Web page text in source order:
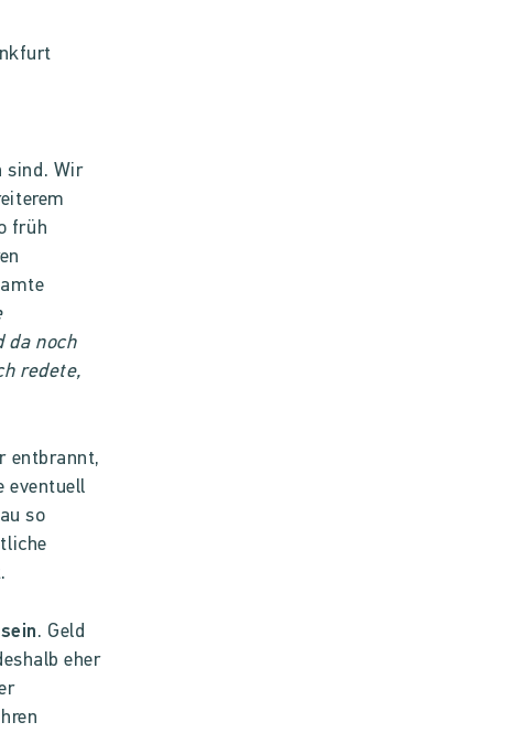
sind. Wir
früh
da noch
redete,
entbrannt,
eventuell
so
. Geld
eher